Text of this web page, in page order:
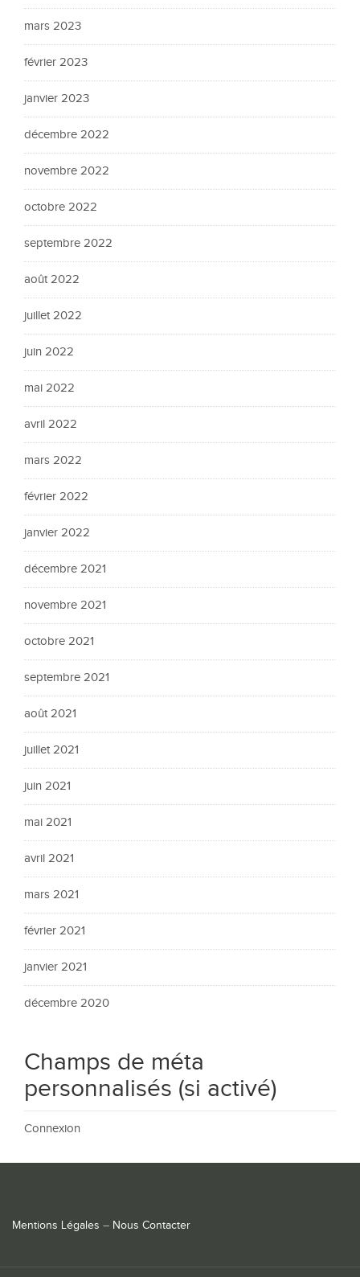
mars 2023
février 2023
janvier 2023
décembre 2022
novembre 2022
octobre 2022
septembre 2022
août 2022
juillet 2022
juin 2022
mai 2022
avril 2022
mars 2022
février 2022
janvier 2022
décembre 2021
novembre 2021
octobre 2021
septembre 2021
août 2021
juillet 2021
juin 2021
mai 2021
avril 2021
mars 2021
février 2021
janvier 2021
décembre 2020
Champs de méta
personnalisés (si activé)
Connexion
Mentions Légales – Nous Contacter